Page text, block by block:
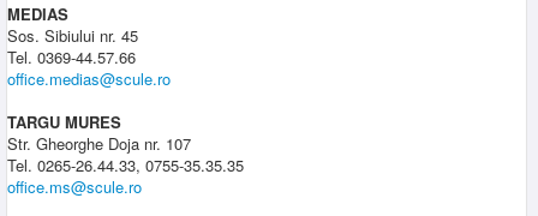
MEDIAS
Sos. Sibiului nr. 45
Tel. 0369-44.57.66
office.medias@scule.ro
TARGU MURES
Str. Gheorghe Doja nr. 107
Tel. 0265-26.44.33, 0755-35.35.35
office.ms@scule.ro